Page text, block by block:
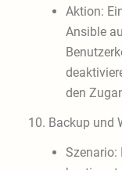
Aktion:
Ansible
den
10. Backup und
Szenario: